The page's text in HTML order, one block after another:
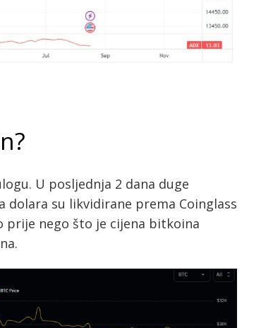
U posljednja 2 dana duge
dolara su likvidirane prema Coinglass
prije nego što je cijena bitkoina